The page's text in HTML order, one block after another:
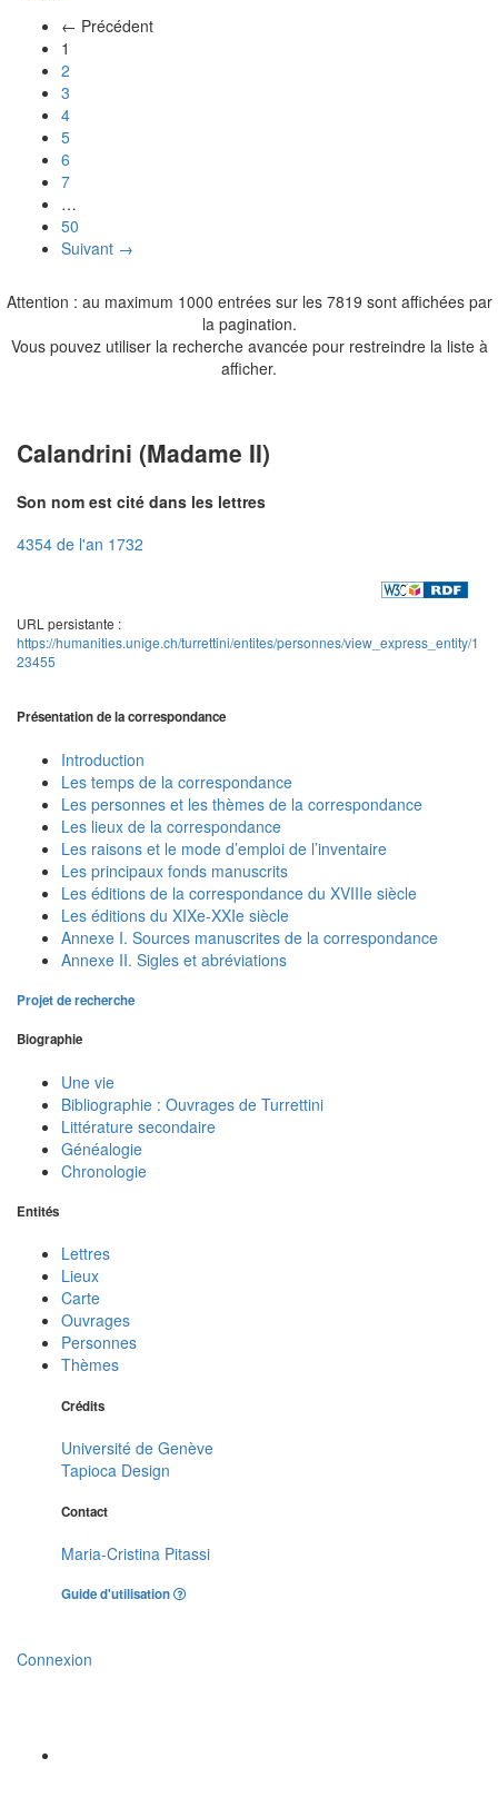
← Précédent
1
2
3
4
5
6
7
…
50
Suivant →
Attention : au maximum 1000 entrées sur les 7819 sont affichées par
la pagination.
Vous pouvez utiliser la recherche avancée pour restreindre la liste à
afficher.
Calandrini (Madame II)
Son nom est cité dans les lettres
4354 de l'an 1732
URL persistante :
https://humanities.unige.ch/turrettini/entites/personnes/view_express_entity/1
23455
Présentation de la correspondance
Introduction
Les temps de la correspondance
Les personnes et les thèmes de la correspondance
Les lieux de la correspondance
Les raisons et le mode d’emploi de l’inventaire
Les principaux fonds manuscrits
Les éditions de la correspondance du XVIIIe siècle
Les éditions du XIXe-XXIe siècle
Annexe I. Sources manuscrites de la correspondance
Annexe II. Sigles et abréviations
Projet de recherche
Biographie
Une vie
Bibliographie : Ouvrages de Turrettini
Littérature secondaire
Généalogie
Chronologie
Entités
Lettres
Lieux
Carte
Ouvrages
Personnes
Thèmes
Crédits
Université de Genève
Tapioca Design
Contact
Maria-Cristina Pitassi
Guide d'utilisation
Connexion